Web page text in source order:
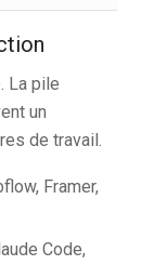
La pile
un
de travail.
Framer,
Code,